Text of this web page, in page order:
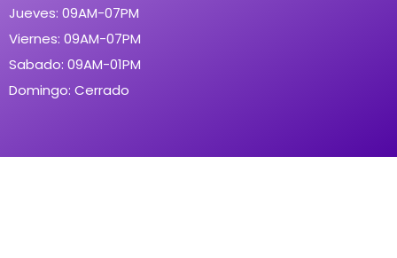
Jueves: 09AM-07PM
Viernes: 09AM-07PM
Sabado: 09AM-01PM
Domingo: Cerrado